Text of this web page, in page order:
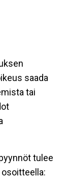
saada
tai
tulee